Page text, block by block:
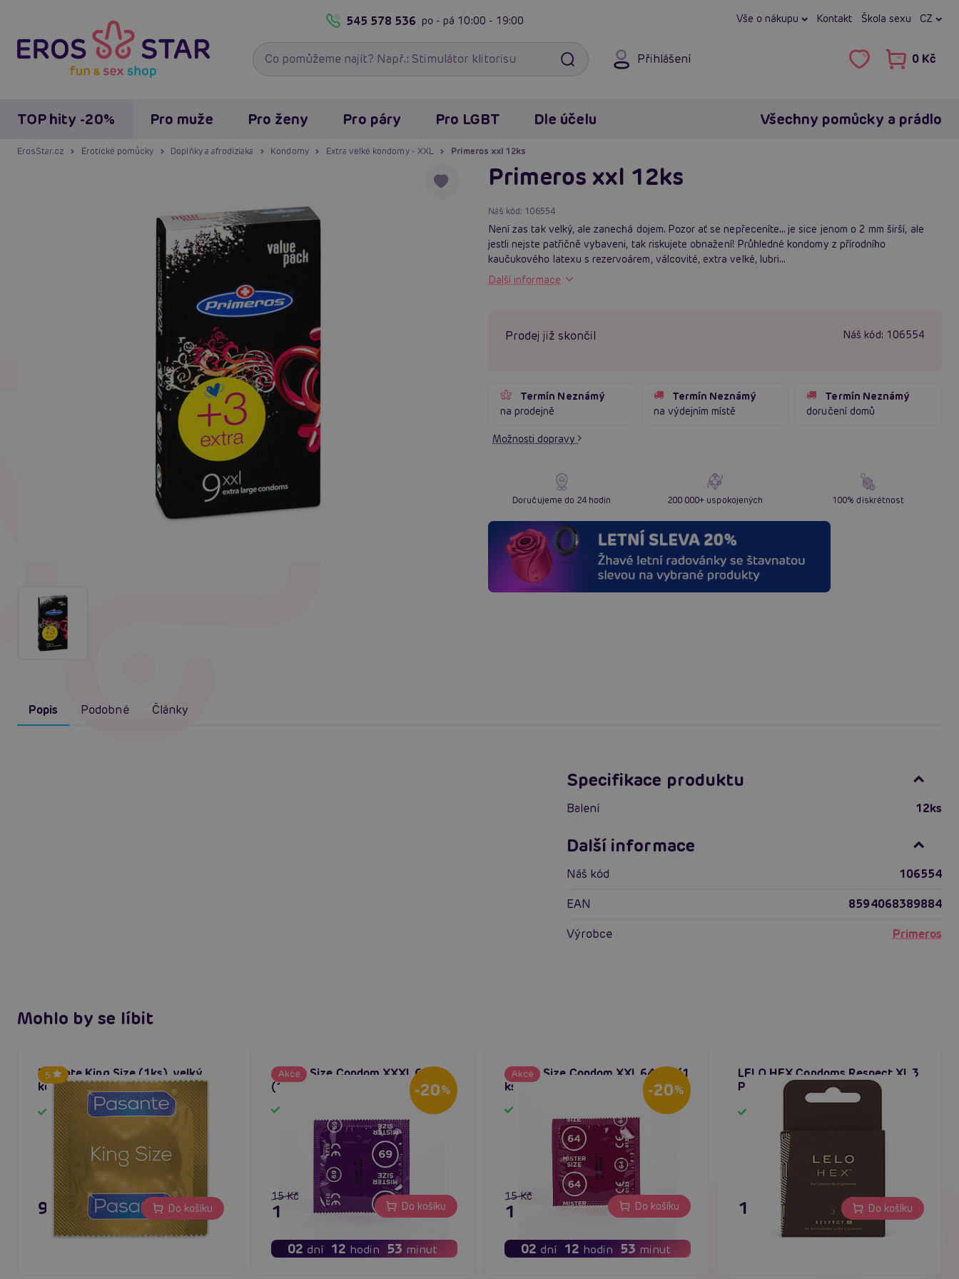
545 578 536 po - pá 10:00 - 19:00 Vše o nákupu Kontakt Škola sexu CZ
Přihlášení 0 Kč
TOP hity -20% Pro muže Pro ženy Pro páry Pro LGBT Dle účelu Všechny pomůcky a prádlo
ErosStar.cz Erotické pomůcky Doplňky a afrodiziaka Kondomy Extra velké kondomy - XXL Primeros xxl 12ks
Primeros xxl 12ks
Náš kód: 106554
Není zas tak velký, ale zanechá dojem. Pozor ať se nepřeceníte... je sice jenom o 2 mm širší, ale
jestli nejste patřičně vybaveni, tak riskujete obnažení! Průhledné kondomy z přírodního
kaučukového latexu s rezervoárem, válcovité, extra velké, lubri...
Další informace
Prodej již skončil Náš kód: 106554
Termín Neznámý
na prodejně
Termín Neznámý
na výdejním místě
Termín Neznámý
doručení domů
Možnosti dopravy
Doručujeme do 24 hodin 200 000+ uspokojených 100% diskrétnost
Popis Podobné Články
Specifikace produktu
balení 12ks
Další informace
Náš kód
106554
EAN
8594068389884
Výrobce
Primeros
Mohlo by se líbit
5
Pasante King Size (1ks), velký
kondom hladký
Skladem
9 Kč Do košíku
Akce
-20%
02 dní 12 hodin 53 minut
Mister Size Condom XXXL 69mm
(1 ks), ultratenké kondomy
15 Kč
12 Kč Do košíku
Akce
-20%
02 dní 12 hodin 53 minut
Mister Size Condom XXL 64mm (1
ks), ultratenké kondomy
15 Kč
12 Kč Do košíku
LELO HEX Condoms Respect XL 3
Pack
179 Kč Do košíku